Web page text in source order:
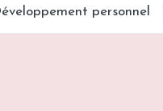
personnel